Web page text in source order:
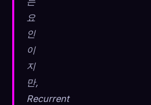
요
인
이
지
만,
Recurrent